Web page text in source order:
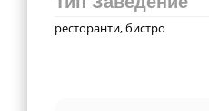
ресторанти, бистро